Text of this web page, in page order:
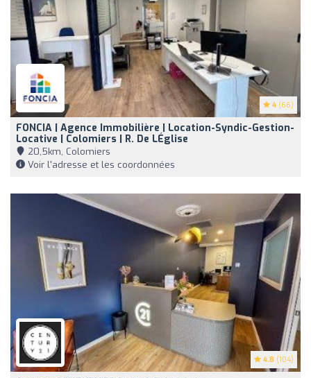
4 (66)
FONCIA | Agence Immobilière | Location-Syndic-Gestion-
Locative | Colomiers | R. De LÉglise
20,5km, Colomiers
Voir l'adresse et les coordonnées
4.8 (104)